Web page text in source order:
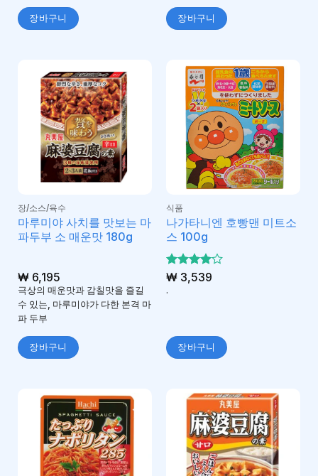
장바구니 장바구니
장/소스/육수
마루미야 사치를 맛보는 마
파두부 소 매운맛 180g
₩6,195
극상의 매운맛과 감칠맛을 즐길
수 있는, 마루미야가 다한 본격 마
파 두부
장바구니
식품
나가타니엔 호빵맨 미트소
스 100g
5 중에서
로 평
₩3,539
.
장바구니